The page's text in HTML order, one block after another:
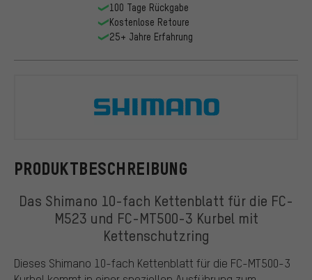
PRODUKTBESCHREIBUNG
Das Shimano 10-fach Kettenblatt für die FC-
M523 und FC-MT500-3 Kurbel mit
Kettenschutzring
Dieses Shimano 10-fach Kettenblatt für die FC-MT500-3
100 Tage Rückgabe
Kostenlose Retoure
25+ Jahre Erfahrung
Shimano